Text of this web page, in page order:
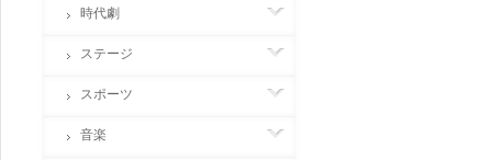
時代劇
ステージ
スポーツ
音楽